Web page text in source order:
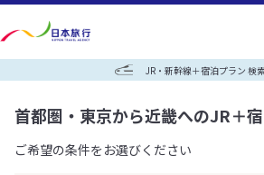
JR・新幹線＋宿泊プラン 検
首都圏・東京から近畿へのJR＋
ご希望の条件をお選びください